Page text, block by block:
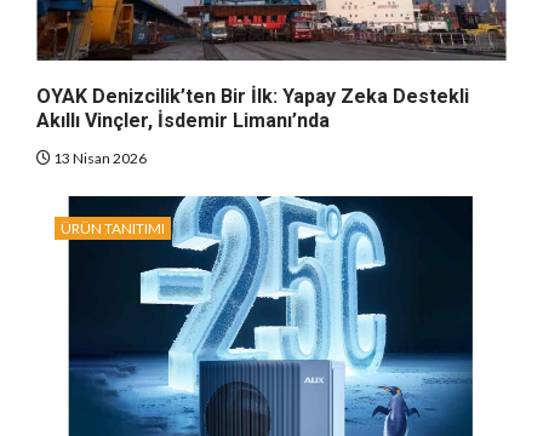
OYAK Denizcilik’ten Bir İlk: Yapay Zeka Destekli
Akıllı Vinçler, İsdemir Limanı’nda
13 Nisan 2026
ÜRÜN TANITIMI